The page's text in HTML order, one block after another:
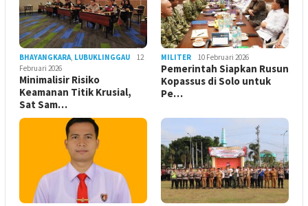
BHAYANGKARA, LUBUKLINGGAU
12
Februari 2026
Minimalisir Risiko
Keamanan Titik Krusial,
Sat Sam…
MILITER 10 Februari 2026
Pemerintah Siapkan Rusun
Kopassus di Solo untuk
Pe…